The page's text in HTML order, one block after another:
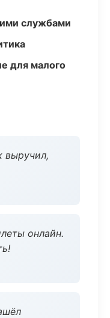
службами
для малого
выручил,
онлайн.